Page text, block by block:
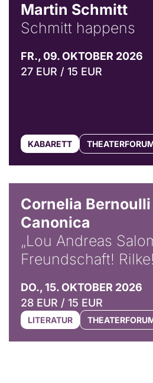
Martin Schmitt
Schmitt happens
FR., 09. OKTOBER 2026
27 EUR / 15 EUR
KABARETT
Cornelia
Canonica
„Lou Andreas
Freundschaft!
DO., 15. OKTOBER 2026
28 EUR / 15 EUR
LITERATUR